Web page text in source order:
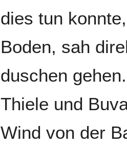
dies tun
Boden, sah
duschen
Thiele und
Wind von der